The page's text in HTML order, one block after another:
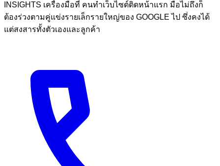
INSIGHTS เครื่องมือที่ คนทำเว็บไซต์ติดหน้าแรก มือไม่ถึงก็
ต้องร่วงตามคู่แข่งรายเล็กรายใหญ่ของ GOOGLE ไป ซึ่งคงได้
แต่สงสารทั้งตัวเองและลูกค้า